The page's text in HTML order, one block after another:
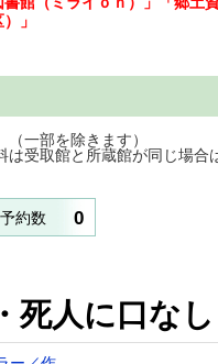
」
一部を除きます）
は受取館と所蔵館が同じ場合
予約数 0
死人に口な